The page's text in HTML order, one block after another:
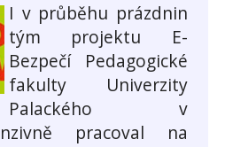
I v průběhu prázdnin
tým projektu E-
Bezpečí Pedagogické
fakulty Univerzity
Palackého v
pracoval na